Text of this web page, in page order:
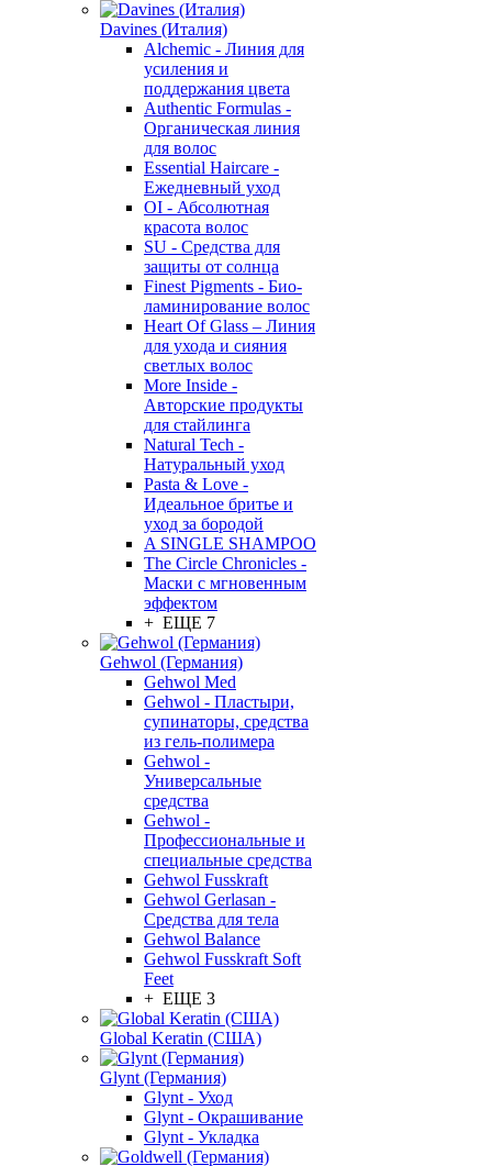
Davines (Италия)
Alchemic - Линия для
усиления и
поддержания цвета
Authentic Formulas -
Органическая линия
для волос
Essential Haircare -
Eжедневный уход
OI - Абсолютная
красота волос
SU - Средства для
защиты от солнца
Finest Pigments - Био-
ламинирование волос
Heart Of Glass – Линия
для ухода и сияния
светлых волос
More Inside -
Авторские продукты
для стайлинга
Natural Tech -
Натуральный уход
Pasta & Love -
Идеальное бритье и
уход за бородой
A SINGLE SHAMPOO
The Circle Chronicles -
Маски с мгновенным
эффектом
+ ЕЩЕ 7
Gehwol (Германия)
Gehwol Med
Gehwol - Пластыри,
супинаторы, средства
из гель-полимера
Gehwol -
Универсальные
средства
Gehwol -
Профессиональные и
специальные средства
Gehwol Fusskraft
Gehwol Gerlasan -
Средства для тела
Gehwol Balance
Gehwol Fusskraft Soft
Feet
+ ЕЩЕ 3
Global Keratin (США)
Glynt (Германия)
Glynt - Уход
Glynt - Окрашивание
Glynt - Укладка